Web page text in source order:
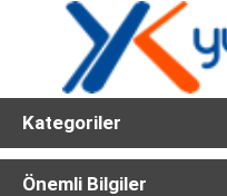
Kategoriler
Önemli Bilgiler